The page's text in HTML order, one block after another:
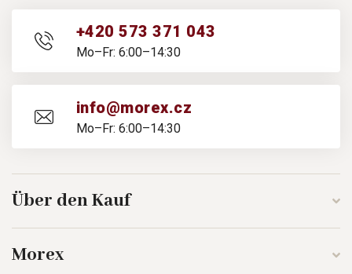
+420 573 371 043
Mo–Fr: 6:00–14:30
info@morex.cz
Mo–Fr: 6:00–14:30
Über den Kauf
Morex